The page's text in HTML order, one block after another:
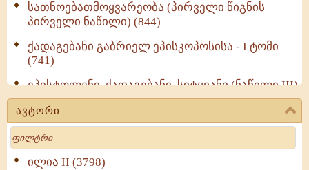
სათნოებათმოყვარეობა (პირველი წიგნის
პირველი ნაწილი) (844)
ქადაგებანი გაბრიელ ეპისკოპოსისა - I ტომი
(741)
ეპისტოლენი, ქადაგებანი, სიტყვანი (ნაწილი III)
(723)
მოძღვრის ძალზე სასარგებლო რჩევები
მრევლისათვის (545)
Wisdomge (514)
ავტორი
Search
ილია II (3798)